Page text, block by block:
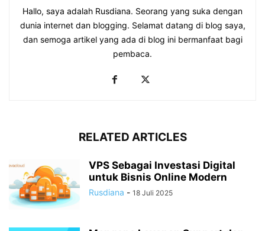
Hallo, saya adalah Rusdiana. Seorang yang suka dengan
dunia internet dan blogging. Selamat datang di blog saya,
dan semoga artikel yang ada di blog ini bermanfaat bagi
pembaca.
RELATED ARTICLES
VPS Sebagai Investasi Digital
untuk Bisnis Online Modern
Rusdiana - 18 Juli 2025